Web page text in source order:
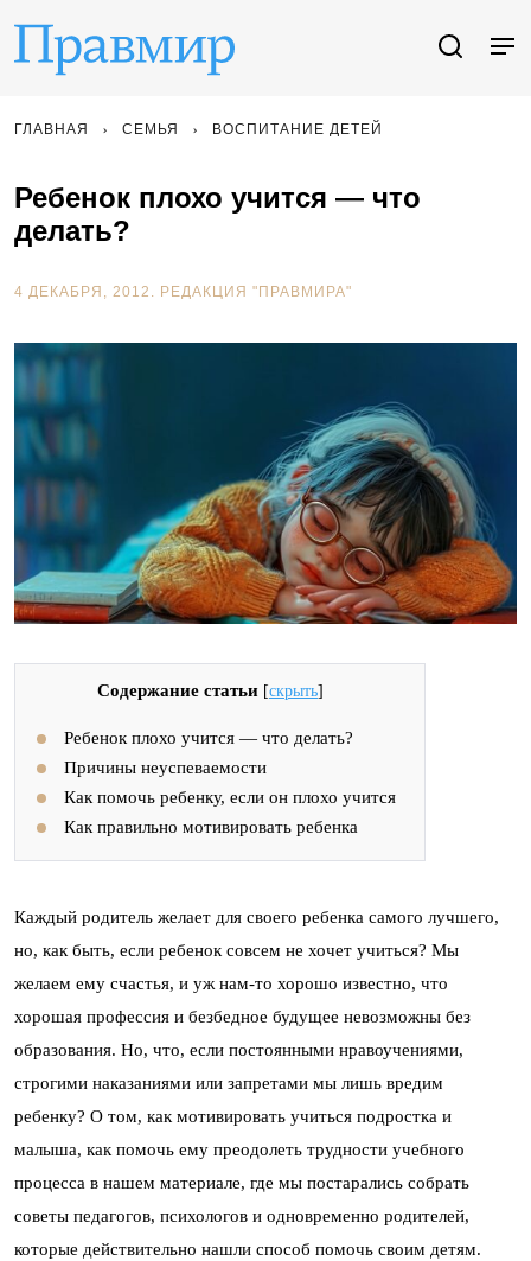
ГЛАВНАЯ СЕМЬЯ ВОСПИТАНИЕ ДЕТЕЙ
Ребенок плохо учится — что
делать?
4 ДЕКАБРЯ, 2012. РЕДАКЦИЯ "ПРАВМИРА"
Содержание статьи [скрыть]
Ребенок плохо учится — что делать?
Причины неуспеваемости
Как помочь ребенку, если он плохо учится
Как правильно мотивировать ребенка
Каждый родитель желает для своего ребенка самого лучшего,
но, как быть, если ребенок совсем не хочет учиться? Мы
желаем ему счастья, и уж нам-то хорошо известно, что
хорошая профессия и безбедное будущее невозможны без
образования. Но, что, если постоянными нравоучениями,
строгими наказаниями или запретами мы лишь вредим
ребенку? О том, как мотивировать учиться подростка и
малыша, как помочь ему преодолеть трудности учебного
процесса в нашем материале, где мы постарались собрать
советы педагогов, психологов и одновременно родителей,
которые действительно нашли способ помочь своим детям.